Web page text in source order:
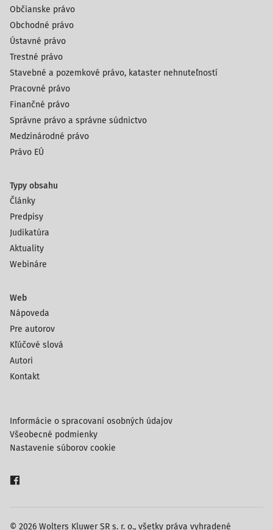
Občianske právo
Obchodné právo
Ústavné právo
Trestné právo
Stavebné a pozemkové právo, kataster nehnuteľností
Pracovné právo
Finančné právo
Správne právo a správne súdnictvo
Medzinárodné právo
Právo EÚ
Typy obsahu
Články
Predpisy
Judikatúra
Aktuality
Webináre
Web
Nápoveda
Pre autorov
Kľúčové slová
Autori
Kontakt
© 2026 Wolters Kluwer SR s. r. o., všetky práva vyhradené
Informácie o spracovaní osobných údajov
Všeobecné podmienky
Nastavenie súborov cookie